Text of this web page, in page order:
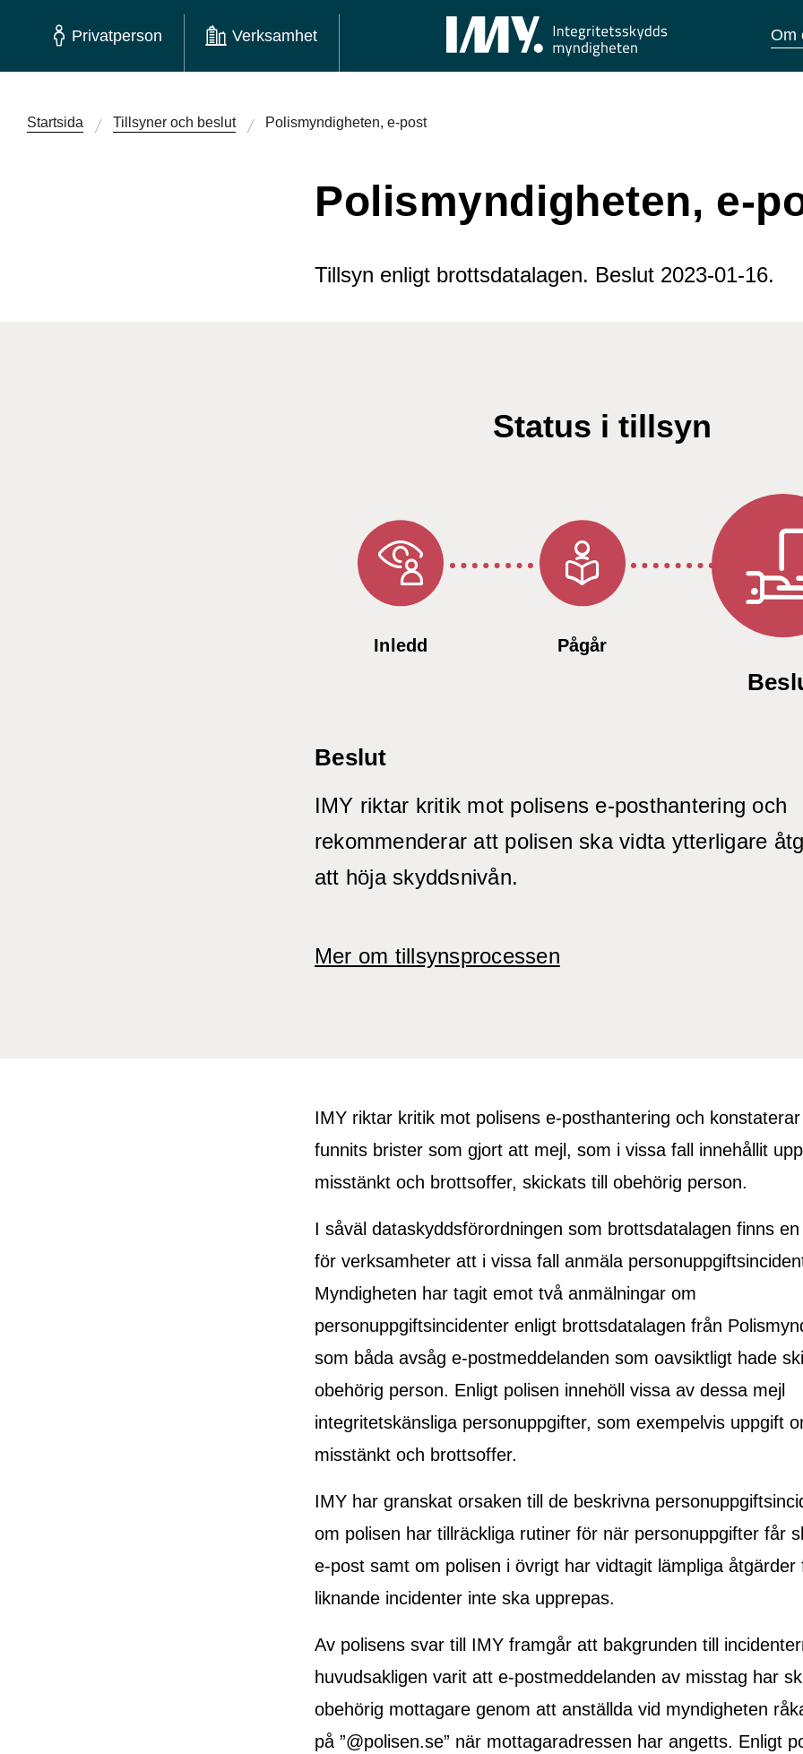
Privatperson Verksamhet Om
Startsida Tillsyner och beslut Polismyndigheten, e-post
Polismyndigheten, e-
Tillsyn enligt brottsdatalagen. Beslut 2023-01-16.
Status i tillsyn
Inledd
Steg 1 av 3
Pågår
Steg 2 av 3
Beslut
IMY riktar kritik mot polisens e-posthantering och
rekommenderar att polisen ska vidta ytterligare
att höja skyddsnivån.
Mer om tillsynsprocessen
IMY riktar kritik mot polisens e-posthantering och
funnits brister som gjort att mejl, som i vissa fall innehållit
misstänkt och brottsoffer, skickats till obehörig person.
I såväl dataskyddsförordningen som brottsdatalagen finns
för verksamheter att i vissa fall anmäla
Myndigheten har tagit emot två anmälningar om
personuppgiftsincidenter enligt brottsdatalagen från
som båda avsåg e-postmeddelanden som oavsiktligt hade
obehörig person. Enligt polisen innehöll vissa av dessa mejl
integritetskänsliga personuppgifter, som exempelvis uppgift
misstänkt och brottsoffer.
IMY har granskat orsaken till de beskrivna
om polisen har tillräckliga rutiner för när personuppgifter får
e-post samt om polisen i övrigt har vidtagit lämpliga åtgärder
liknande incidenter inte ska upprepas.
Av polisens svar till IMY framgår att bakgrunden till
huvudsakligen varit att e-postmeddelanden av misstag har
obehörig mottagare genom att anställda vid myndigheten
på ”@polisen.se” när mottagaradressen har angetts. Enligt